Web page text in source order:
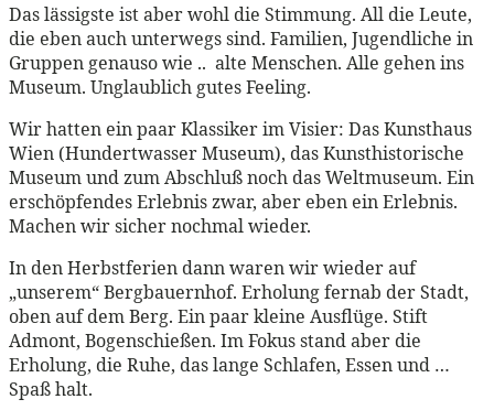
Das lässigste ist aber wohl die Stimmung. All die Leute,
die eben auch unterwegs sind. Familien, Jugendliche in
Gruppen genauso wie .. alte Menschen. Alle gehen ins
Museum. Unglaublich gutes Feeling.
Wir hatten ein paar Klassiker im Visier: Das Kunsthaus
Wien (Hundertwasser Museum), das Kunsthistorische
Museum und zum Abschluß noch das Weltmuseum. Ein
erschöpfendes Erlebnis zwar, aber eben ein Erlebnis.
Machen wir sicher nochmal wieder.
In den Herbstferien dann waren wir wieder auf
„unserem“ Bergbauernhof. Erholung fernab der Stadt,
oben auf dem Berg. Ein paar kleine Ausflüge. Stift
Admont, Bogenschießen. Im Fokus stand aber die
Erholung, die Ruhe, das lange Schlafen, Essen und …
Spaß halt.